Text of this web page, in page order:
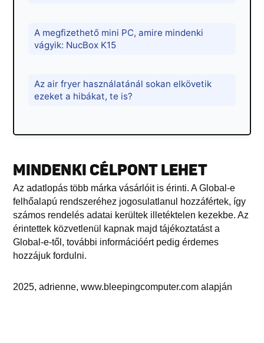
A megfizethető mini PC, amire mindenki
vágyik: NucBox K15
Az air fryer használatánál sokan elkövetik
ezeket a hibákat, te is?
MINDENKI CÉLPONT LEHET
Az adatlopás több márka vásárlóit is érinti. A Global-e
felhőalapú rendszeréhez jogosulatlanul hozzáfértek, így
számos rendelés adatai kerültek illetéktelen kezekbe. Az
érintettek közvetlenül kapnak majd tájékoztatást a
Global-e-től, további információért pedig érdemes
hozzájuk fordulni.
2025, adrienne, www.bleepingcomputer.com alapján